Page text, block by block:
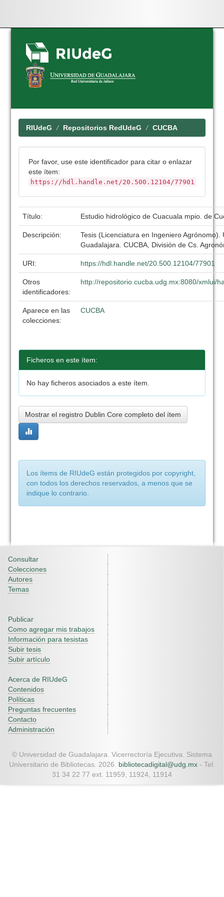
Skip
navigation
RIUdeG Repositorios RedUdeG CUCBA
Por favor, use este identificador para citar o enlazar
este ítem:
https://hdl.handle.net/20.500.12104/77901
Título: Estudio hidrológico de Cuacuala mpio. de
Descripción:
Tesis (Licenciatura en Ingeniero Agrónomo).
Guadalajara. CUCBA, División de Cs.
URI: https://hdl.handle.net/20.500.12104/77901
Otros
identificadores:
http://repositorio.cucba.udg.mx:8080/xmlui/
Aparece en las
colecciones:
CUCBA
Ficheros en este ítem:
No hay ficheros asociados a este ítem.
Mostrar el registro Dublin Core completo del ítem
Los ítems de RIUdeG están protegidos por copyright,
con todos los derechos reservados, a menos que se
indique lo contrario.
Consultar
Colecciones
Autores
Temas
Publicar
Como agregar mis trabajos
Información para tesistas
Subir tesis
Subir artículo
Acerca de RIUdeG
Contenidos
Políticas
Preguntas frecuentes
Contacto
Administración
© Universidad de Guadalajara. Vicerrectoría Ejecutiva. Sistema
Universitario de Bibliotecas. 2026. bibliotecadigital@udg.mx - Tel.
31 34 22 77 ext. 11959, 11924, 11914